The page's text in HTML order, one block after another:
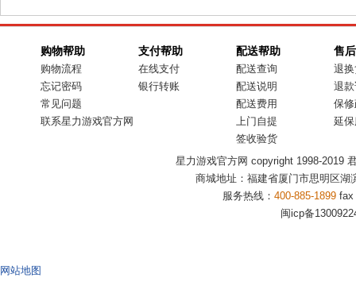
购物帮助
购物流程
忘记密码
常见问题
联系星力游戏官方网
支付帮助
在线支付
银行转账
配送帮助
配送查询
配送说明
配送费用
上门自提
签收验货
售
退
退
保
延
星力游戏官方网 copyright 1998-2019
商城地址：福建省厦门市思明区湖
服务热线： 400-885-1899fax
闽icp备
网站地图